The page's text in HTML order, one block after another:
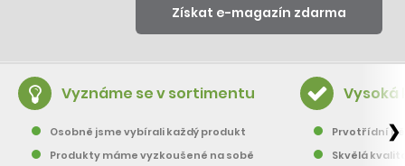
Vyznáme se v sortimentu
Osobně jsme vybírali každý produkt
Produkty máme vyzkoušené na sobě
Vysoká
Prvotřídní
Skvělá
❯